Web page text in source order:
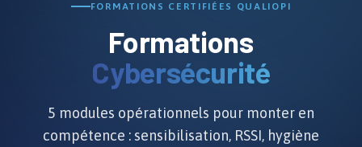
FORMATIONS CERTIFIÉES QUALIOPI
Formations
Cybersécurité
5 modules opérationnels pour monter en
compétence : sensibilisation, RSSI, hygiène